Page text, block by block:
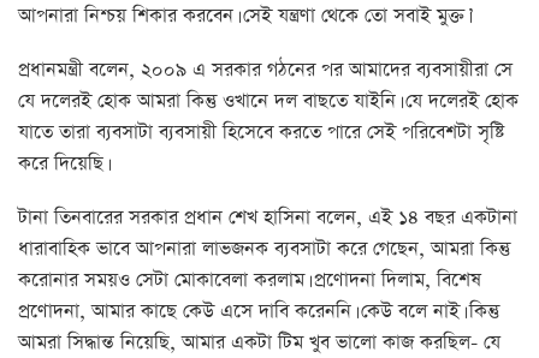
আপনারা নিশ্চয় শিকার করবেন। সেই যন্ত্রণা থেকে তো সবাই মুক্ত।’
প্রধানমন্ত্রী বলেন, ২০০৯ এ সরকার গঠনের পর আমাদের ব্যবসায়ীরা সে
যে দলেরই হোক আমরা কিন্তু ওখানে দল বাছতে যাইনি। যে দলেরই হোক
যাতে তারা ব্যবসাটা ব্যবসায়ী হিসেবে করতে পারে সেই পরিবেশটা সৃষ্টি
করে দিয়েছি।
টানা তিনবারের সরকার প্রধান শেখ হাসিনা বলেন, এই ১৪ বছর একটানা
ধারাবাহিক ভাবে আপনারা লাভজনক ব্যবসাটা করে গেছেন, আমরা কিন্তু
করোনার সময়ও সেটা মোকাবেলা করলাম। প্রণোদনা দিলাম, বিশেষ
প্রণোদনা, আমার কাছে কেউ এসে দাবি করেননি। কেউ বলে নাই। কিন্তু
আমরা সিদ্ধান্ত নিয়েছি, আমার একটা টিম খুব ভালো কাজ করছিল- যে